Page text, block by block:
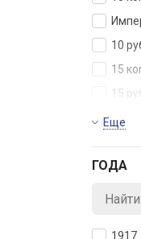
10
15
15
2
25
Еще
ГОДА
1917